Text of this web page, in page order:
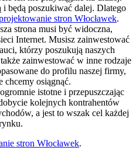
i będą poszukiwać dalej. Dlatego
stron Włocławek.
strona musi być widoczna,
Internet. Musisz zainwestować
którzy poszukują naszych
zainwestować w inne rodzaje
do profilu naszej firmy,
osiągnąć.
istotne i przepuszczając
kolejnych kontrahentów
a jest to wszak cel każdej
stron Włocławek.